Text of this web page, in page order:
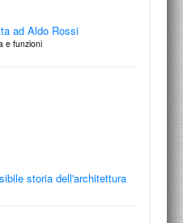
ad Aldo Rossi
e funzioni
storia dell'architettura